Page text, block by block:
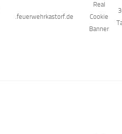
.feuerwehrkastorf.de
Real
Cookie
Banner